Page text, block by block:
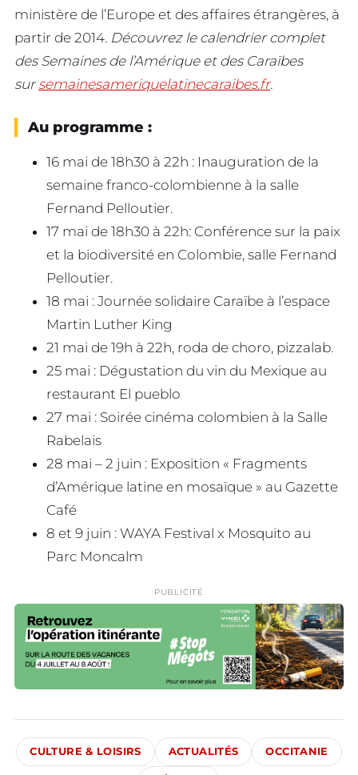
ministère de l’Europe et des affaires étrangères, à
partir de 2014. Découvrez le calendrier complet
des Semaines de l’Amérique et des Caraïbes
sursemainesameriquelatinecaraibes.fr.
Au programme :
16 mai de 18h30 à 22h : Inauguration de la
semaine franco-colombienne à la salle
Fernand Pelloutier.
17 mai de 18h30 à 22h: Conférence sur la paix
et la biodiversité en Colombie, salle Fernand
Pelloutier.
18 mai : Journée solidaire Caraïbe à l’espace
Martin Luther King
21 mai de 19h à 22h, roda de choro, pizzalab.
25 mai : Dégustation du vin du Mexique au
restaurant El pueblo
27 mai : Soirée cinéma colombien à la Salle
Rabelais
28 mai – 2 juin : Exposition « Fragments
d’Amérique latine en mosaïque » au Gazette
Café
8 et 9 juin : WAYA Festival x Mosquito au
Parc Moncalm
PUBLICITÉ
CULTURE & LOISIRS ACTUALITÉS OCCITANIE